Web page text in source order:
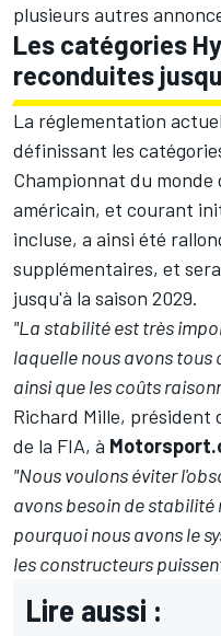
plusieurs autres
Les catégories
reconduites
La réglementation
définissant les
Championnat du
américain, et courant
incluse, a ainsi été
supplémentaires, et
jusqu'à la saison 2029.
"La stabilité est très
laquelle nous avons tous
ainsi que les coûts
Richard Mille, président
de la FIA, à
"Nous voulons éviter
avons besoin de
pourquoi nous avons le
les constructeurs
Lire aussi :